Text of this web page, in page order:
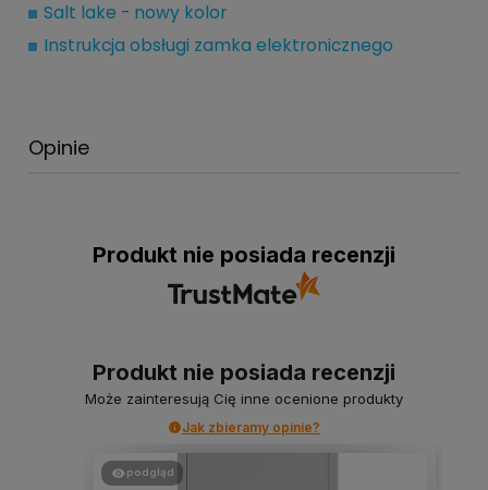
Salt lake - nowy kolor
Instrukcja obsługi zamka elektronicznego
Opinie
Produkt nie posiada recenzji
Produkt nie posiada recenzji
Może zainteresują Cię inne ocenione produkty
Jak zbieramy opinie?
podgląd